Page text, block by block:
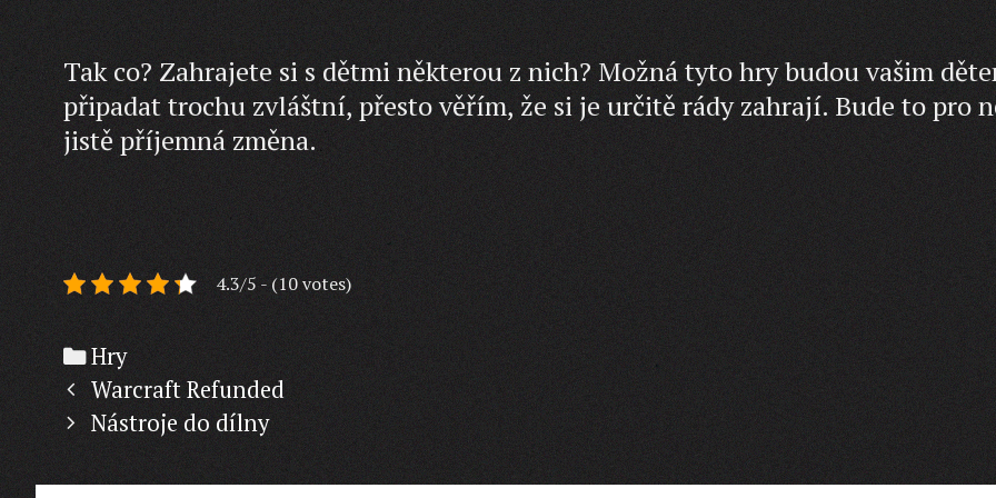
Tak co? Zahrajete si s dětmi některou z nich? Možná tyto hry budou vašim
připadat trochu zvláštní, přesto věřím, že si je určitě rády zahrají. Bude to pro
jistě příjemná změna.
4.3/5 - (10 votes)
Categories
Hry
Post
navigation
Warcraft Refunded
Nástroje do dílny